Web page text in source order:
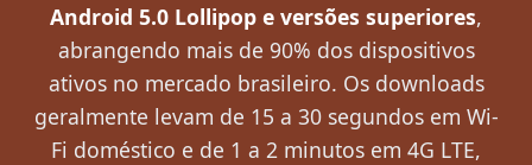
Android 5.0 Lollipop e versões superiores,
abrangendo mais de 90% dos dispositivos
ativos no mercado brasileiro. Os downloads
geralmente levam de 15 a 30 segundos em Wi-
Fi doméstico e de 1 a 2 minutos em 4G LTE,